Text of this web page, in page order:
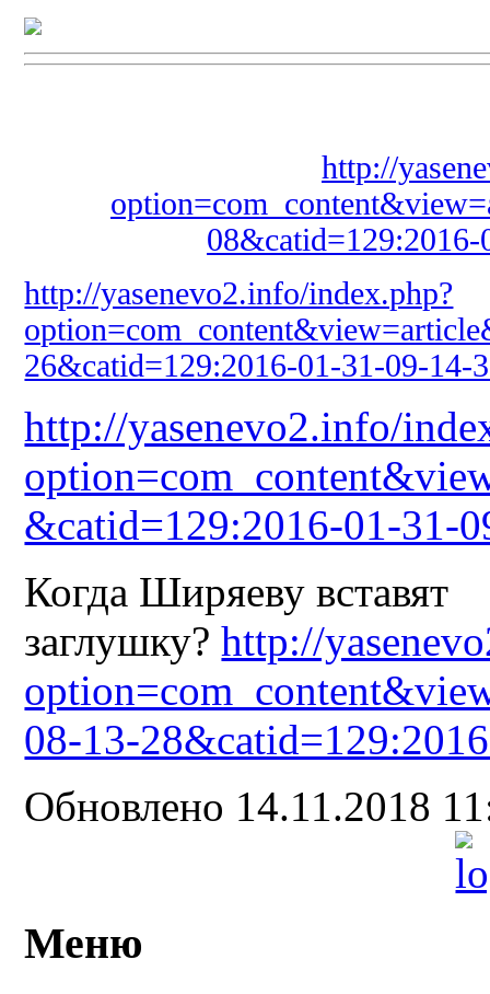
http://
http://yasenevo2.info/index.php?
26&catid=129:2016-01-31-09-14-
http://yasenevo2.info/
&catid=129:2016-01-31-
Когда Ширяеву вставят
заглушку?http://
08-13-
Обновлено 14.11.2018
Меню